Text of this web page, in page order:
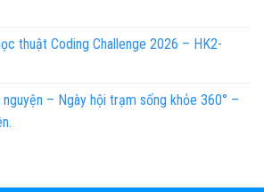
thuật Coding Challenge 2026 – HK2-
– Ngày hội trạm sống khỏe 360° –